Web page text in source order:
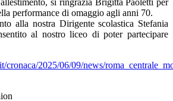
si ringrazia Brigitta Paoletti per
performance di omaggio agli anni 70.
alla nostra Dirigente scolastica Stefania
al nostro liceo di poter partecipare
cronaca/2025/06/09/news/